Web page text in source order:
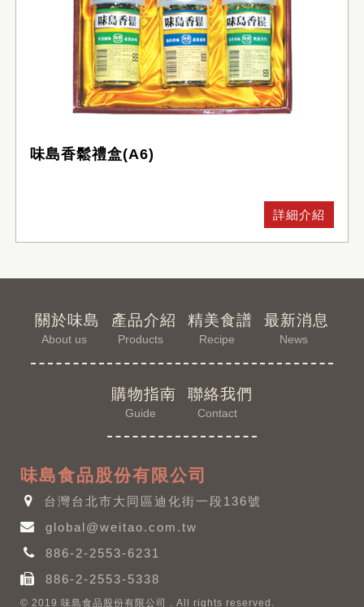
味島香鬆禮盒(A6)
詳細介紹
關於味島
About us
產品介紹
Products
精美食譜
Recipe
最新消息
News
購物指南
Guide
聯絡我們
Contact
味島食品股份有限公司
台灣台北市大同區迪化街一段136號
global@weitao.com.tw
886-2-2553-6231
886-2-2553-5338
© 2019 味島食品股份有限公司 . All rights reserved.